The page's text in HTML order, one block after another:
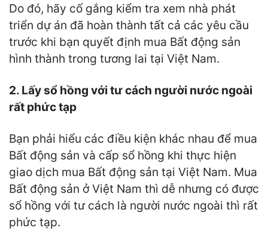
Do đó, hãy cố gắng kiểm tra xem nhà phát
triển dự án đã hoàn thành tất cả các yêu cầu
trước khi bạn quyết định mua Bất động sản
hình thành trong tương lai tại Việt Nam.
2. Lấy sổ hồng với tư cách người nước ngoài
rất phức tạp
Bạn phải hiểu các điều kiện khác nhau để mua
Bất động sản và cấp sổ hồng khi thực hiện
giao dịch mua Bất động sản tại Việt Nam. Mua
Bất động sản ở Việt Nam thì dễ nhưng có được
sổ hồng với tư cách là người nước ngoài thì rất
phức tạp.